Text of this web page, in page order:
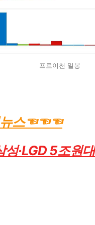
프로이천 일봉
뉴스☜☜☜
성·LGD 5조원